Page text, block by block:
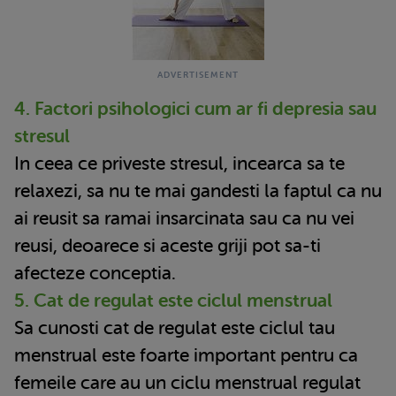
4. Factori psihologici cum ar fi depresia sau
stresul
In ceea ce priveste stresul, incearca sa te
relaxezi, sa nu te mai gandesti la faptul ca nu
ai reusit sa ramai insarcinata sau ca nu vei
reusi, deoarece si aceste griji pot sa-ti
afecteze conceptia.
5. Cat de regulat este ciclul menstrual
Sa cunosti cat de regulat este ciclul tau
menstrual este foarte important pentru ca
femeile care au un ciclu menstrual regulat